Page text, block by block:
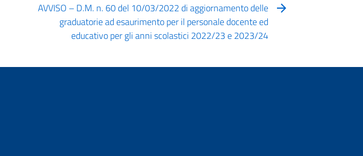
AVVISO – D.M. n. 60 del 10/03/2022 di aggiornamento delle
graduatorie ad esaurimento per il personale docente ed
educativo per gli anni scolastici 2022/23 e 2023/24